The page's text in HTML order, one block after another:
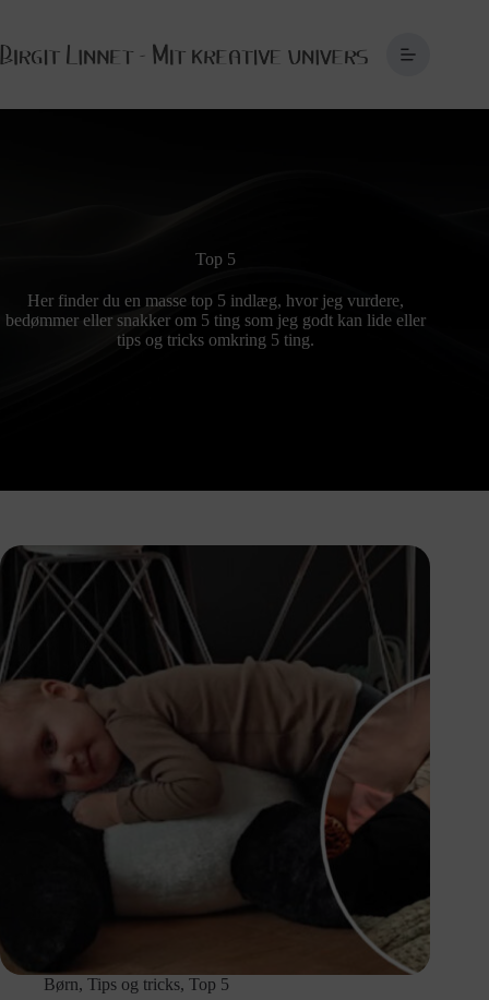
indhold
Top 5
Her finder du en masse top 5 indlæg, hvor jeg vurdere,
bedømmer eller snakker om 5 ting som jeg godt kan lide eller
tips og tricks omkring 5 ting.
Børn, Tips og tricks, Top 5